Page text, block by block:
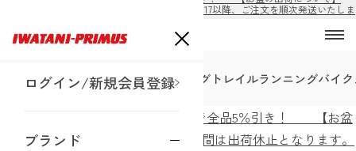
8/10から8/16の期間は出荷休止となります。8/17以降、ご注文を順次発送いたしま
ログイン/新規会員登録
ブランド
SALE トレッキングハイキング トレイルランニングバイク
ECサイト公開！購入前の会員登録で全品5％引き！ 【お盆
の出荷について】8/10から8/16の期間は出荷休止となります。